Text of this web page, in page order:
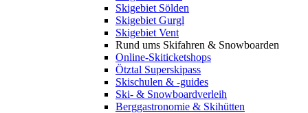
Skigebiet Sölden
Skigebiet Gurgl
Skigebiet Vent
Rund ums Skifahren & Snowboarden
Online-Skiticketshops
Ötztal Superskipass
Skischulen & -guides
Ski- & Snowboardverleih
Berggastronomie & Skihütten